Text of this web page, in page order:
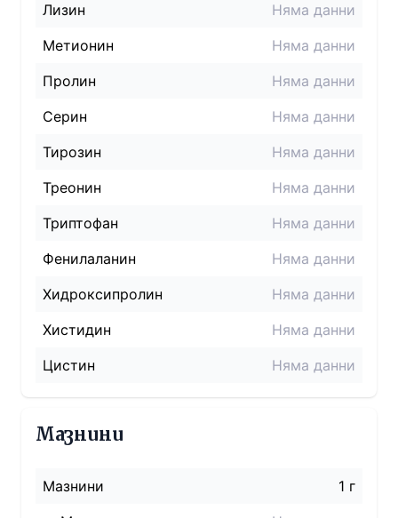
Лизин
Няма данни
Метионин
Няма данни
Пролин
Няма данни
Серин
Няма данни
Тирозин
Няма данни
Треонин
Няма данни
Триптофан
Няма данни
Фенилаланин
Няма данни
Хидроксипролин
Няма данни
Хистидин
Няма данни
Цистин
Няма данни
Мазнини
Мазнини
1 г